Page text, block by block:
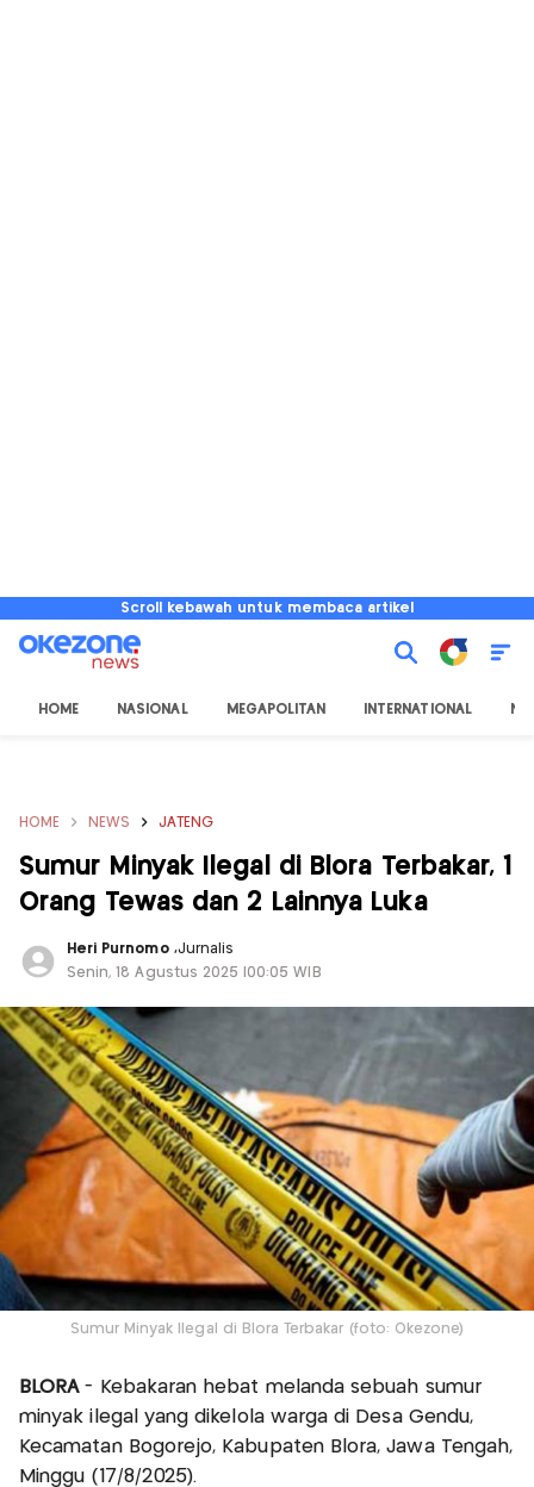
Scroll kebawah untuk membaca artikel
HOME NASIONAL MEGAPOLITAN INTERNATIONAL
HOME NEWS JATENG
Sumur Minyak Ilegal di Blora Terbakar, 1
Orang Tewas dan 2 Lainnya Luka
Heri Purnomo ,Jurnalis
Senin, 18 Agustus 2025 |00:05 WIB
Sumur Minyak Ilegal di Blora Terbakar (foto: Okezone)
BLORA- Kebakaran hebat melanda sebuah sumur
minyak ilegal yang dikelola warga di Desa Gendu,
Kecamatan Bogorejo, Kabupaten Blora, Jawa Tengah,
Minggu (17/8/2025).